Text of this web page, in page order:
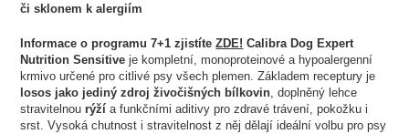
či sklonem k alergiím
Informace o programu 7+1 zjistíteZDE! Calibra Dog Expert
Nutrition Sensitive je kompletní, monoproteinové a hypoalergenní
krmivo určené pro citlivé psy všech plemen. Základem receptury je
losos jako jediný zdroj živočišných bílkovin, doplněný lehce
stravitelnourýží a funkčními aditivy pro zdravé trávení, pokožku i
srst. Vysoká chutnost i stravitelnost z něj dělají ideální volbu pro psy